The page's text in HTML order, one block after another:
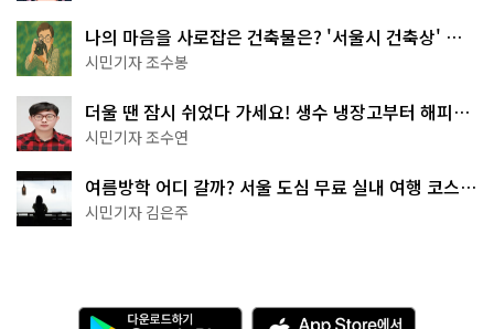
나의 마음을 사로잡은 건축물은? '서울시 건축상' 수
상작 공개!
시민기자 조수봉
더울 땐 잠시 쉬었다 가세요! 생수 냉장고부터 해피소
·무더위쉼터까지
시민기자 조수연
여름방학 어디 갈까? 서울 도심 무료 실내 여행 코스
추천
시민기자 김은주
다 A